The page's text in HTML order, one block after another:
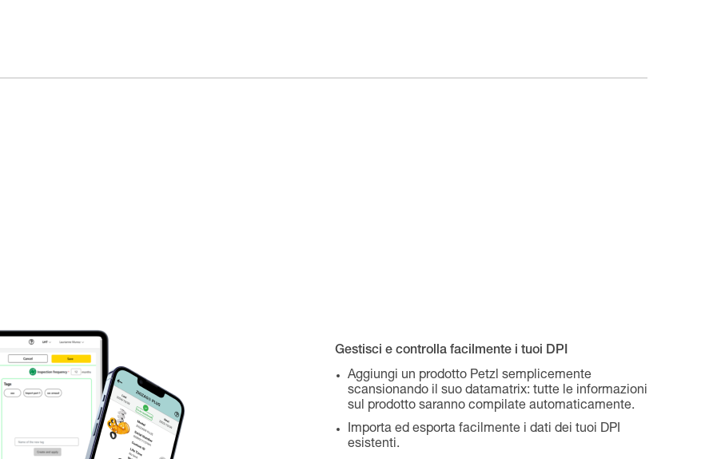
Gestisci e controlla facilmente i tuoi DPI
Aggiungi un prodotto Petzl semplicemente
scansionando il suo datamatrix: tutte le informazioni
sul prodotto saranno compilate automaticamente.
Importa ed esporta facilmente i dati dei tuoi DPI
esistenti.